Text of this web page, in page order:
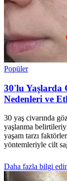
Popüler
30'lu Yaşlarda
Nedenleri ve
30 yaş civarında
yaşlanma
yaşam tarzı
yöntemleriyle cilt
Daha fazla bilgi